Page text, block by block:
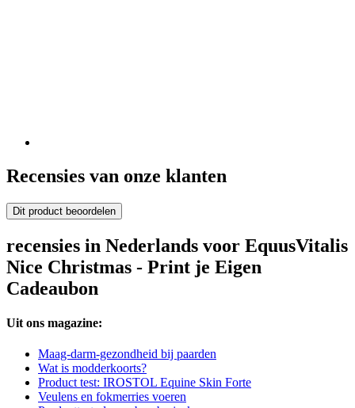
Recensies van onze klanten
Dit product beoordelen
recensies in Nederlands voor EquusVitalis
Nice Christmas - Print je Eigen
Cadeaubon
Uit ons magazine:
Maag-darm-gezondheid bij paarden
Wat is modderkoorts?
Product test: IROSTOL Equine Skin Forte
Veulens en fokmerries voeren